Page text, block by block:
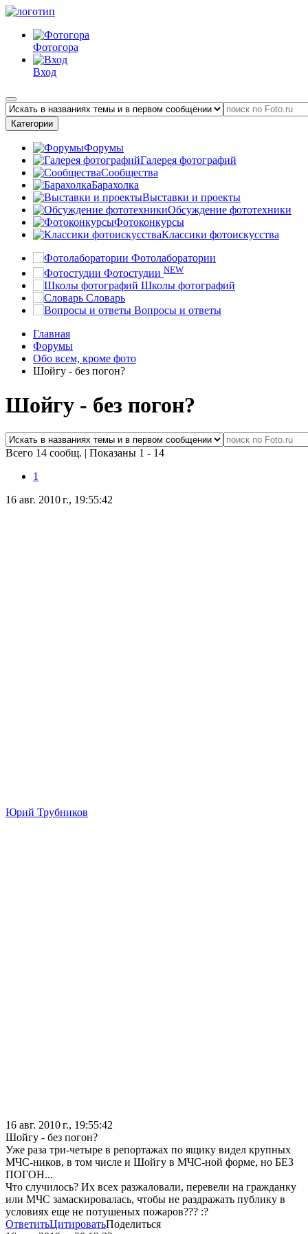
Фотогора
Вход
Категории
Форумы
Галерея фотографий
Сообщества
Барахолка
Выставки и проекты
Обсуждение фототехники
Фотоконкурсы
Классики фотоискусства
Фотолаборатории
Фотостудии NEW
Школы фотографий
Словарь
Вопросы и ответы
Главная
Форумы
Обо всем, кроме фото
Шойгу - без погон?
Шойгу - без погон?
Всего 14 сообщ. | Показаны 1 - 14
1
16 авг. 2010 г., 19:55:42
Юрий Трубников
16 авг. 2010 г., 19:55:42
Шойгу - без погон?
Уже раза три-четыре в репортажах по ящику видел крупных
МЧС-ников, в том числе и Шойгу в МЧС-ной форме, но БЕЗ
ПОГОН...
Что случилось? Их всех разжаловали, перевели на гражданку
или МЧС замаскировалась, чтобы не раздражать публику в
условиях еще не потушеных пожаров??? :?
ОтветитьЦитироватьПоделиться